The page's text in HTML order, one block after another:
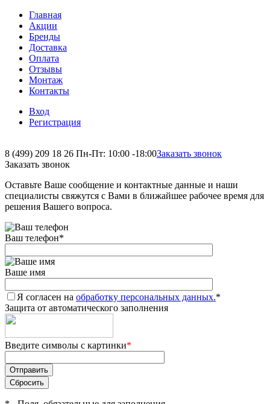
Главная
Акции
Бренды
Доставка
Оплата
Отзывы
Монтаж
Контакты
Вход
Регистрация
8 (499) 209 18 26 Пн-Пт: 10:00 -18:00Заказать звонок
Заказать звонок
Оставьте Ваше сообщение и контактные данные и наши
специалисты свяжутся с Вами в ближайшее рабочее время для
решения Вашего вопроса.
Ваш телефон*
Ваше имя
Я согласен на обработку персональных данных.*
Защита от автоматического заполнения
Введите символы с картинки*